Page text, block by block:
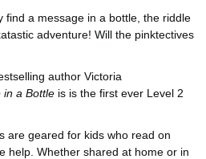
find a message in a bottle, the riddle
adventure! Will the pinktectives
author Victoria
in a Bottle is is the first ever Level 2
are geared for kids who read on
help. Whether shared at home or in